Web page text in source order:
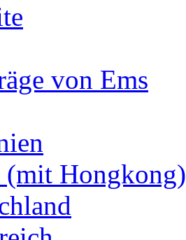
von Ems
(mit Hongkong)